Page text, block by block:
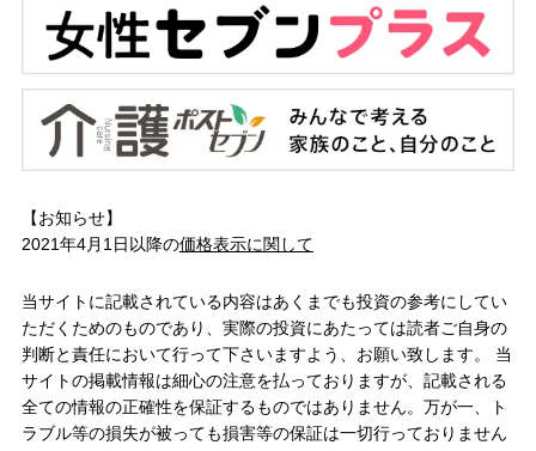
【お知らせ】
2021年4月1日以降の価格表示に関して
当サイトに記載されている内容はあくまでも投資の参考にしてい
ただくためのものであり、実際の投資にあたっては読者ご自身の
判断と責任において行って下さいますよう、お願い致します。 当
サイトの掲載情報は細心の注意を払っておりますが、記載される
全ての情報の正確性を保証するものではありません。万が一、ト
ラブル等の損失が被っても損害等の保証は一切行っておりません